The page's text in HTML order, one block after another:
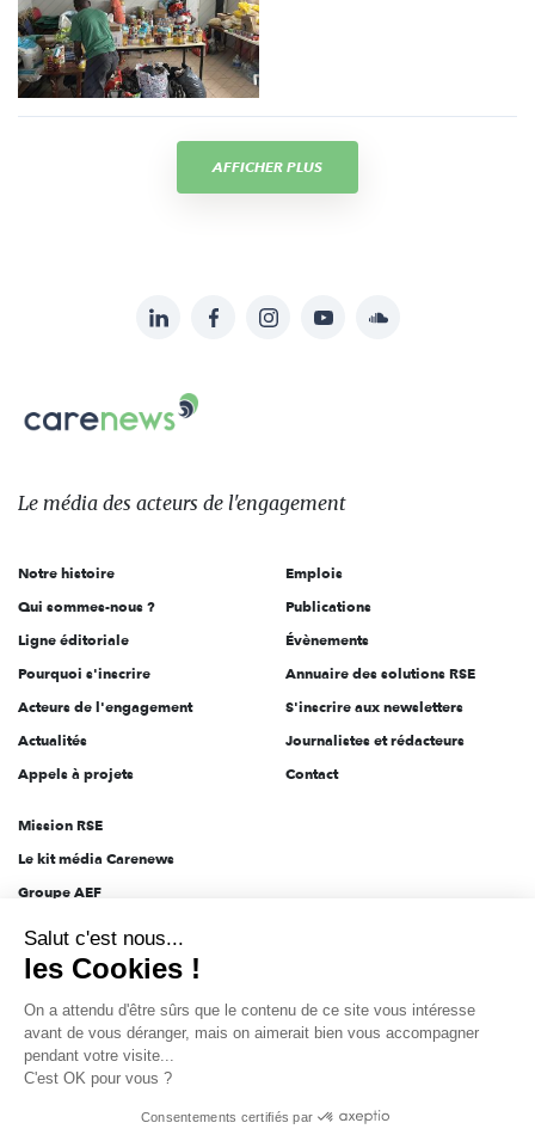
AFFICHER PLUS
sur:
LinkedInFacebookInstagramYouTubeSoundcloud
Le
des
l'engagement
Le média des acteurs de l'engagement
Notre histoire
Qui sommes-nous ?
Ligne éditoriale
Pourquoi s'inscrire
Acteurs de l'engagement
Actualités
Appels à projets
Emplois
Publications
Évènements
Annuaire des solutions RSE
S'inscrire aux newsletters
Journalistes et rédacteurs
Contact
Mission RSE
Le kit média Carenews
Groupe AEF
Novethic
Inclusiv Day
Données personnelles Mentions légales 2025-2026 Tout droits réservés
les Cookies !
ce site vous intéresse avant de vous
déranger, mais on aimerait bien vous accompagner pendant votre
visite...
C'est OK pour vous ?
Consentements certifiés par